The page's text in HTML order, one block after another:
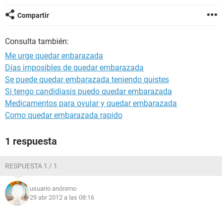
Compartir
Consulta también:
Me urge quedar enbarazada
Días imposibles de quedar embarazada
Se puede quedar embarazada teniendo quistes
Si tengo candidiasis puedo quedar embarazada
Medicamentos para ovular y quedar embarazada
Como quedar embarazada rapido
1 respuesta
RESPUESTA 1 / 1
usuario anónimo
29 abr 2012 a las 08:16